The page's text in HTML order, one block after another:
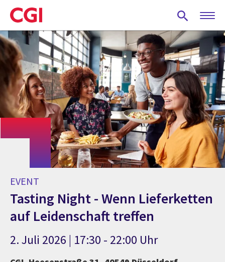
Skip
to
main
content
EVENT
Tasting Night - Wenn Lieferketten
auf Leidenschaft treffen
2. Juli 2026 | 17:30 - 22:00 Uhr